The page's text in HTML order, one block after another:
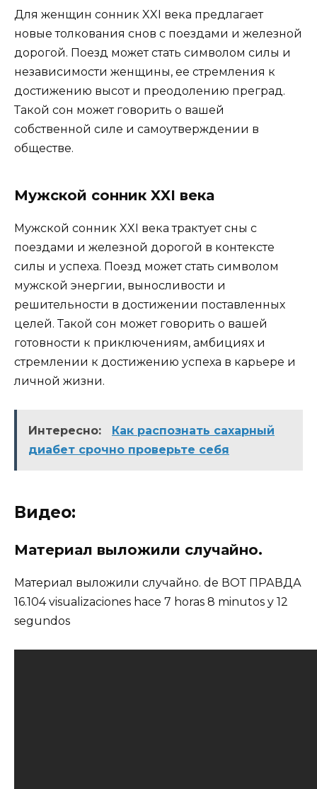
Для женщин сонник XXI века предлагает
новые толкования снов с поездами и железной
дорогой. Поезд может стать символом силы и
независимости женщины, ее стремления к
достижению высот и преодолению преград.
Такой сон может говорить о вашей
собственной силе и самоутверждении в
обществе.
Мужской сонник XXI века
Мужской сонник XXI века трактует сны с
поездами и железной дорогой в контексте
силы и успеха. Поезд может стать символом
мужской энергии, выносливости и
решительности в достижении поставленных
целей. Такой сон может говорить о вашей
готовности к приключениям, амбициях и
стремлении к достижению успеха в карьере и
личной жизни.
Интересно:
Как распознать сахарный
диабет срочно проверьте себя
Видео:
Материал выложили случайно.
Материал выложили случайно. de ВОТ ПРАВДА
16.104 visualizaciones hace 7 horas 8 minutos y 12
segundos